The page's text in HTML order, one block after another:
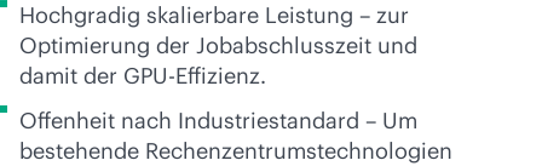
Hochgradig skalierbare Leistung – zur
Optimierung der Jobabschlusszeit und
damit der GPU-Effizienz.
Offenheit nach Industriestandard – Um
bestehende Rechenzentrumstechnologien